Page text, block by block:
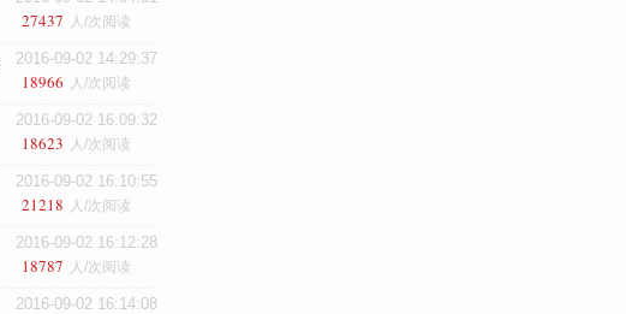
27437 人/次阅读
2016-09-02 14:29:37
18966 人/次阅读
2016-09-02 16:09:32
18623 人/次阅读
2016-09-02 16:10:55
21218 人/次阅读
2016-09-02 16:12:28
18787 人/次阅读
2016-09-02 16:14:08